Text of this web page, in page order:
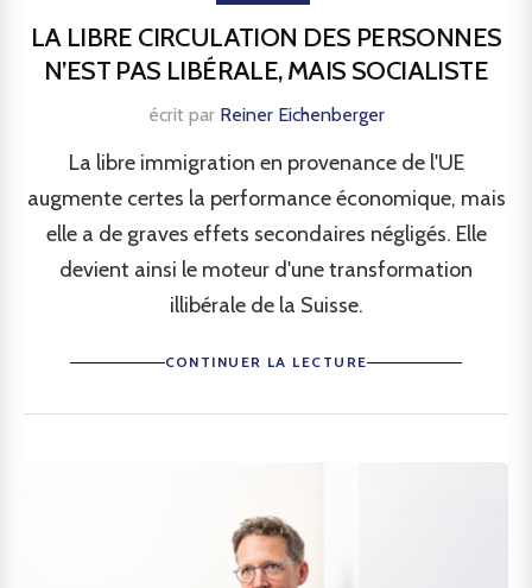
LA LIBRE CIRCULATION DES PERSONNES
N’EST PAS LIBÉRALE, MAIS SOCIALISTE
écrit par Reiner Eichenberger
La libre immigration en provenance de l'UE
augmente certes la performance économique, mais
elle a de graves effets secondaires négligés. Elle
devient ainsi le moteur d'une transformation
illibérale de la Suisse.
CONTINUER LA LECTURE